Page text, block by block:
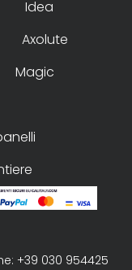
Idea
Axolute
Magic
+39 030 954425